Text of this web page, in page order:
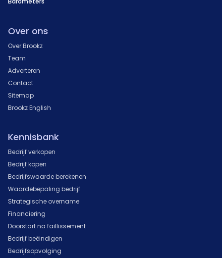
Over ons
Over Brookz
Team
Adverteren
Contact
Sitemap
Brookz English
Kennisbank
Bedrijf verkopen
Bedrijf kopen
Bedrijfswaarde berekenen
Waardebepaling bedrijf
Strategische overname
Financiering
Doorstart na faillissement
Bedrijf beëindigen
Bedrijfsopvolging